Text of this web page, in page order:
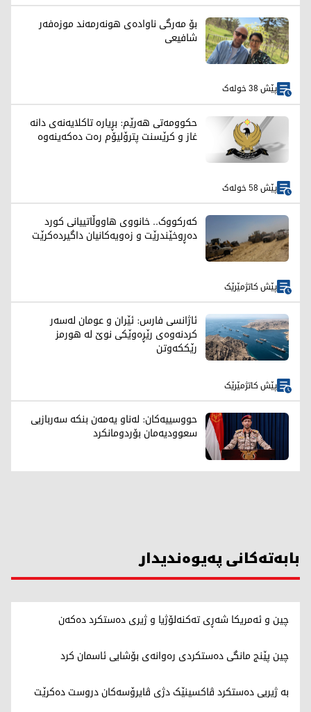
بۆ مەرگی ناوادەی هونەرمەند موزەفەر
شافیعی
پێش 38 خولەک
حکوومەتی هەرێم: بڕیارە تاکلایەنەی دانە
غاز و کرێسنت پترۆلیۆم رەت دەکەینەوە
پێش 58 خولەک
کەرکووک.. خانووی هاووڵاتییانی کورد
دەڕوخێندرێت و زەویەکانیان داگیردەکرێت
پێش کاتژمێرێک
ئاژانسی فارس: ئێران و عومان لەسەر
کردنەوەی رێڕەوێکی نوێ لە هورمز
رێککەوتن
پێش کاتژمێرێک
حووسییەکان: لەناو یەمەن بنکە سەربازیی
سعوودیەمان بۆردومانکرد
بابەتەکانی پەیوەندیدار
چین و ئەمریکا شەڕی تەکنەلۆژیا و ژیری دەستکرد دەکەن
چین پێنج مانگی دەستکردی رەوانەی بۆشایی ئاسمان کرد
بە ژیریی دەستکرد ڤاکسینێک دژی ڤایرۆسەکان دروست دەکرێت